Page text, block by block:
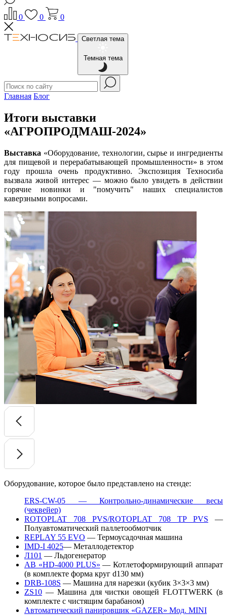
0 0 0
Светлая тема
Темная тема
Главная Блог
Итоги выставки
«АГРОПРОДМАШ-2024»
Выставка «Оборудование, технологии, сырье и ингредиенты
для пищевой и перерабатывающей промышленности» в этом
году прошла очень продуктивно. Экспозиция Техносиба
вызвала живой интерес — можно было увидеть в действии
горячие новинки и "помучить" наших специалистов
каверзными вопросами.
Оборудование, которое было представлено на стенде:
ERS-CW-05 — Контрольно-динамические весы
(чеквейер)
ROTOPLAT 708 PVS/ROTOPLAT 708 TP PVS —
Полуавтоматический паллетообмотчик
REPLAY 55 EVO — Термоусадочная машина
IMD-I 4025— Металлодетектор
Л101 — Льдогенератор
АВ «HD-4000 PLUS» — Котлетоформирующий аппарат
(в комплекте форма круг d130 мм)
DRB-108S — Машина для нарезки (кубик 3×3×3 мм)
ZS10 — Машина для чистки овощей FLOTTWERK (в
комплекте с чистящим барабаном)
Автоматический панировшик «GAZER» Мод. MINI